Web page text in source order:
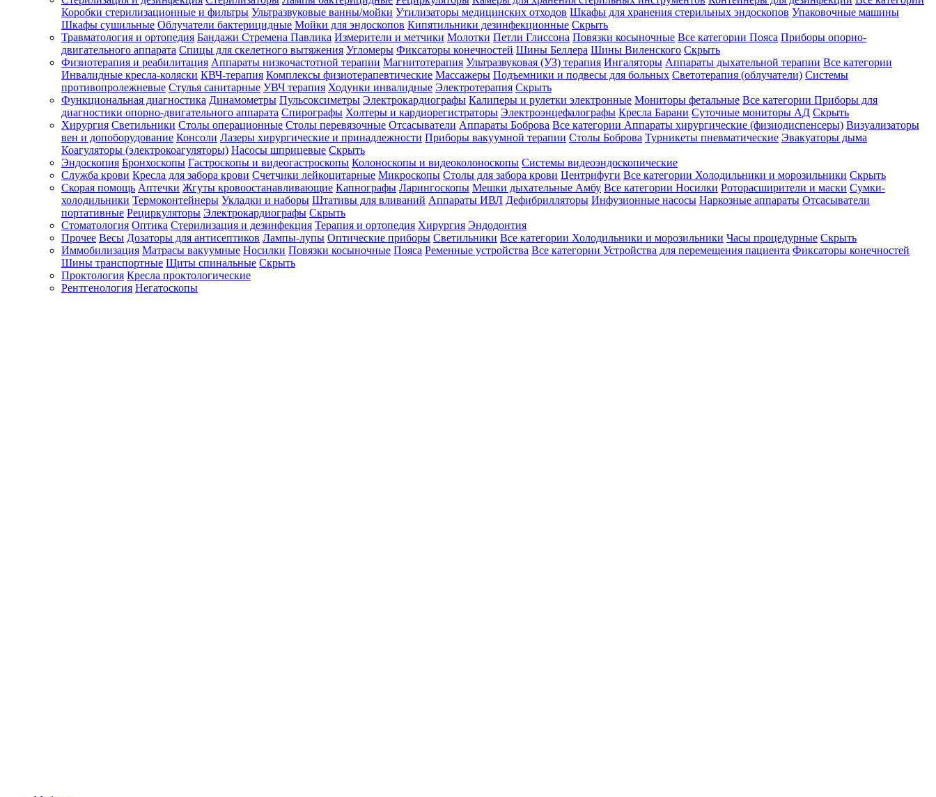
Зарегистрироваться
Зачем
регистрироваться?
Все
покупки
в
одном
месте
Личный
менеджер
Отслеживание
статуса
заказа
Коробки стерилизационные и фильтры Ультразвуковые ванны/мойки Утилизаторы медицинских отходов Шкафы для хранения стерильных эндоскопов Упаковочные машины
Шкафы сушильные Облучатели бактерицидные Мойки для эндоскопов Кипятильники дезинфекционные Скрыть
Травматология и ортопедия Бандажи Стремена Павлика Измерители и метчики Молотки Петли Глиссона Повязки косыночные Все категории Пояса Приборы опорно-
двигательного аппарата Спицы для скелетного вытяжения Угломеры Фиксаторы конечностей Шины Беллера Шины Виленского Скрыть
Физиотерапия и реабилитация Аппараты низкочастотной терапии Магнитотерапия Ультразвуковая (УЗ) терапия Ингаляторы Аппараты дыхательной терапии Все категории
Инвалидные кресла-коляски КВЧ-терапия Комплексы физиотерапевтические Массажеры Подъемники и подвесы для больных Светотерапия (облучатели) Системы
противопролежневые Стулья санитарные УВЧ терапия Ходунки инвалидные Электротерапия Скрыть
Функциональная диагностика Динамометры Пульсоксиметры Электрокардиографы Калиперы и рулетки электронные Мониторы фетальные Все категории Приборы для
диагностики опорно-двигательного аппарата Спирографы Холтеры и кардиорегистраторы Электроэнцефалографы Кресла Барани Суточные мониторы АД Скрыть
Хирургия Светильники Столы операционные Столы перевязочные Отсасыватели Аппараты Боброва Все категории Аппараты хирургические (физиодиспенсеры) Визуализаторы
вен и допоборудование Консоли Лазеры хирургические и принадлежности Приборы вакуумной терапии Столы Боброва Турникеты пневматические Эвакуаторы дыма
Коагуляторы (электрокоагуляторы) Насосы шприцевые Скрыть
Эндоскопия Бронхоскопы Гастроскопы и видеогастроскопы Колоноскопы и видеоколоноскопы Системы видеоэндоскопические
Служба крови Кресла для забора крови Счетчики лейкоцитарные Микроскопы Столы для забора крови Центрифуги Все категории Холодильники и морозильники Скрыть
Скорая помощь Аптечки Жгуты кровоостанавливающие Капнографы Ларингоскопы Мешки дыхательные Амбу Все категории Носилки Роторасширители и маски Сумки-
холодильники Термоконтейнеры Укладки и наборы Штативы для вливаний Аппараты ИВЛ Дефибрилляторы Инфузионные насосы Наркозные аппараты Отсасыватели
портативные Рециркуляторы Электрокардиографы Скрыть
Стоматология Оптика Стерилизация и дезинфекция Терапия и ортопедия Хирургия Эндодонтия
Прочее Весы Дозаторы для антисептиков Лампы-лупы Оптические приборы Светильники Все категории Холодильники и морозильники Часы процедурные Скрыть
Иммобилизация Матрасы вакуумные Носилки Повязки косыночные Пояса Ременные устройства Все категории Устройства для перемещения пациента Фиксаторы конечностей
Шины транспортные Щиты спинальные Скрыть
Проктология Кресла проктологические
Рентгенология Негатоскопы